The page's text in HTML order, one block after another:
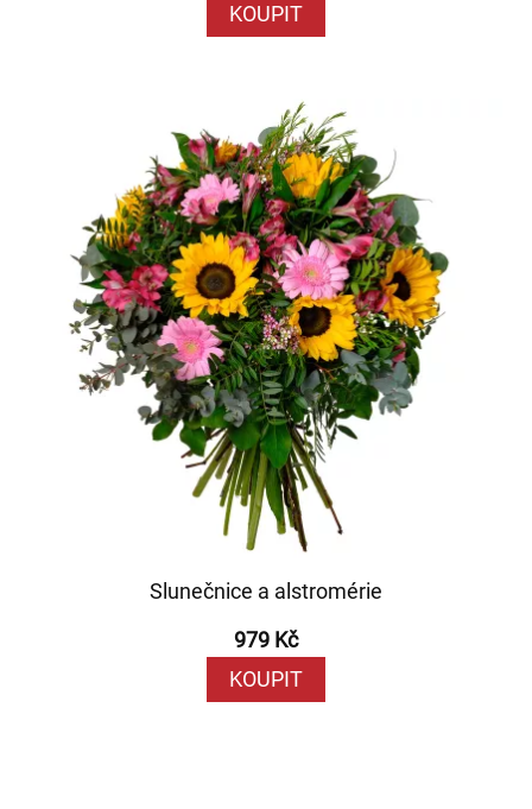
KOUPIT
Slunečnice a alstromérie
979 Kč
KOUPIT